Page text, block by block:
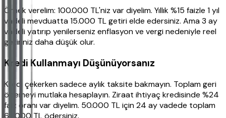
Örnek verelim: 100.000 TL'niz var diyelim. Yıllık %15 faizle 1 yıl
vadeli mevduatta 15.000 TL getiri elde edersiniz. Ama 3 ay
vadeli yatırıp yenilerseniz enflasyon ve vergi nedeniyle reel
getiriniz daha düşük olur.
Kredi Kullanmayı Düşünüyorsanız
Kredi çekerken sadece aylık taksite bakmayın. Toplam geri
ödemeyi mutlaka hesaplayın. Ziraat ihtiyaç kredisinde %24
faiz oranı var diyelim. 50.000 TL için 24 ay vadede toplam
66.000 TL ödersiniz.